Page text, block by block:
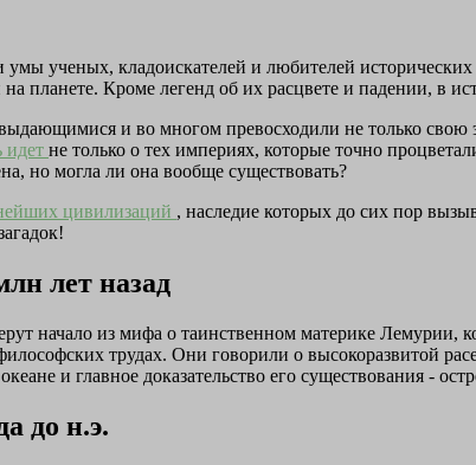
ученых, кладоискателей и любителей
планете. Кроме легенд об их расцвете и падении, в
и во многом превосходили не только
идет не только о тех империях, которые точно
но могла ли она вообще существовать?
цивилизаций , наследие которых до сих пор
лет назад
начало из мифа о таинственном материке
трудах. Они говорили о высокоразвитой
и главное доказательство его существования -
до н.э.